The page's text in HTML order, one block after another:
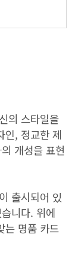
의 스타일을
인, 정교한 제
개성을 표현
출시되어 있
니다. 위에
는 명품 카드